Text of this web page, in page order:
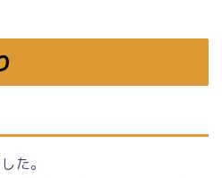
た。